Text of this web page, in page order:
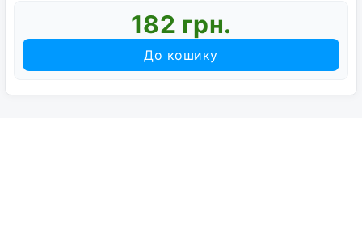
182 грн.
До кошику